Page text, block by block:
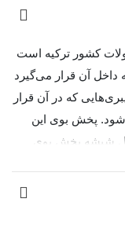
کشور ترکیه است
داخل آن قرار می‌گیرد
که در آن قرار
پخش بوی این
شیشه پخش بوی
قابل استفاده